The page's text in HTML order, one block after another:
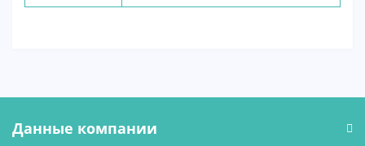
Данные компании